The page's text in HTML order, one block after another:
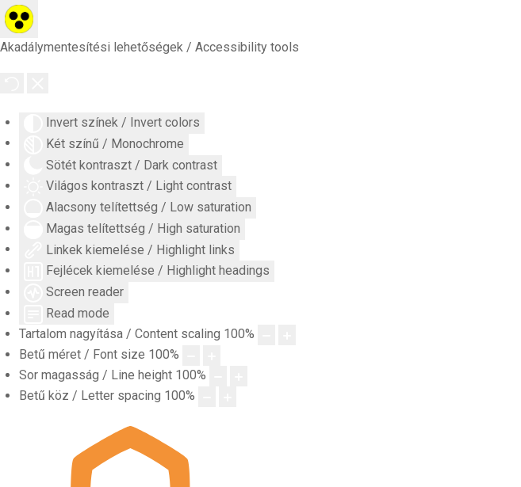
Akadálymentesítési lehetőségek / Accessibility tools
Invert színek / Invert colors
Két színű / Monochrome
Sötét kontraszt / Dark contrast
Világos kontraszt / Light contrast
Alacsony telítettség / Low saturation
Magas telítettség / High saturation
Linkek kiemelése / Highlight links
Fejlécek kiemelése / Highlight headings
Screen reader
Read mode
Tartalom nagyítása / Content scaling 100%
Betű méret / Font size 100%
Sor magasság / Line height 100%
Betű köz / Letter spacing 100%